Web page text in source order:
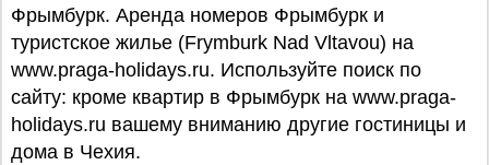
Фрымбурк. Аренда номеров Фрымбурк и
туристское жилье (Frymburk Nad Vltavou) на
www.praga-holidays.ru. Используйте поиск по
сайту: кроме квартир в Фрымбурк на www.praga-
holidays.ru вашему вниманию другие гостиницы и
дома в Чехия.